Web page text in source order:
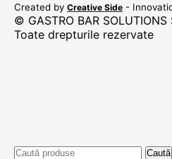
Created by Creative Side -
© GASTRO BAR
Toate drepturile rezervate
Caută